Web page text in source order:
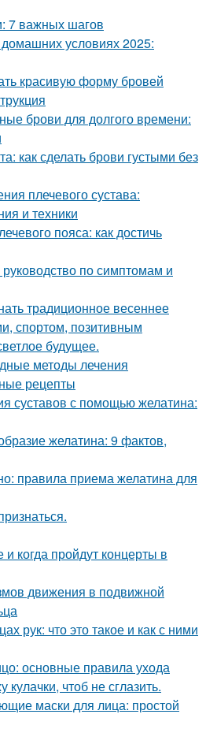
7 важных шагов
условиях 2025:
красивую форму бровей
брови для долгого времени:
как сделать брови густыми без
плечевого сустава:
и техники
пояса: как достичь
по симптомам и
традиционное весеннее
спортом, позитивным
будущее.
методы лечения
рецепты
суставов с помощью желатина:
желатина: 9 фактов,
правила приема желатина для
и когда пройдут концерты в
движения в подвижной
рук: что это такое и как с ними
основные правила ухода
чтоб не сглазить.
маски для лица: простой